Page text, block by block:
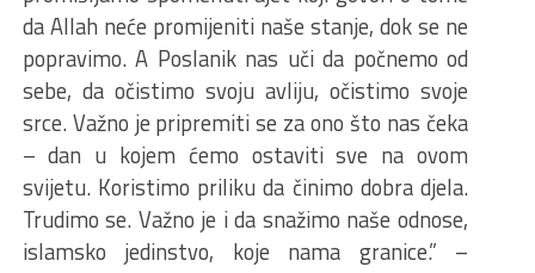
da Allah neće promijeniti naše stanje, dok se ne
popravimo. A Poslanik nas uči da počnemo od
sebe, da očistimo svoju avliju, očistimo svoje
srce. Važno je pripremiti se za ono što nas čeka
– dan u kojem ćemo ostaviti sve na ovom
svijetu. Koristimo priliku da činimo dobra djela.
Trudimo se. Važno je i da snažimo naše odnose,
islamsko jedinstvo, koje nama granice.” –